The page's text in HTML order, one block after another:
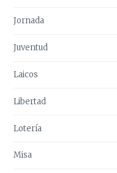
Jornada
Juventud
Laicos
Libertad
Lotería
Misa